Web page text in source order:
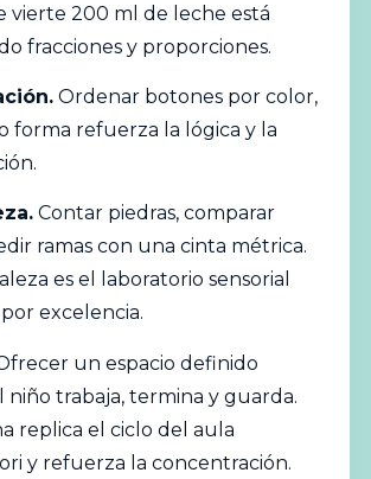
vierte 200 ml de leche está
fracciones y proporciones.
Ordenar botones por color,
forma refuerza la lógica y la
Contar piedras, comparar
ramas con una cinta métrica.
es el laboratorio sensorial
excelencia.
un espacio definido
niño trabaja, termina y guarda.
replica el ciclo del aula
y refuerza la concentración.